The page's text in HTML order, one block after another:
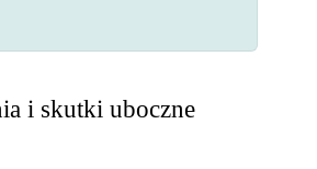
i skutki uboczne